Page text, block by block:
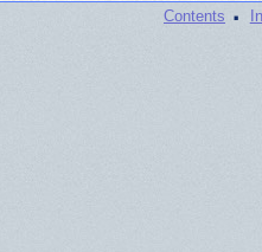
Contents ·